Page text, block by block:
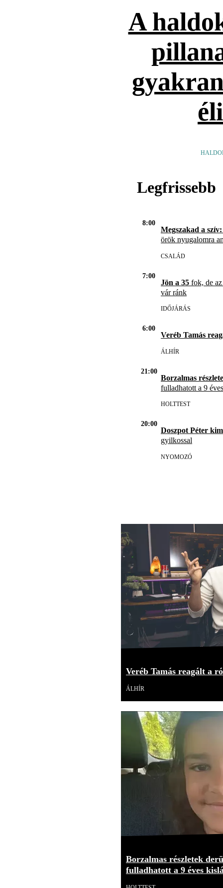
A
Legfrissebb
8:00
Megszakad a szív:
örök nyugalomra
CSALÁD
7:00
Jön a 35 fok, de
vár ránk
IDŐJÁRÁS
6:00
Veréb Tamás
ÁLHÍR
21:00
Borzalmas
fulladhatott a 9
HOLTTEST
20:00
Doszpot Péter
gyilkossal
NYOMOZÓ
Veréb Tamás reagált a
ÁLHÍR
Borzalmas részletek
fulladhatott a 9 éves